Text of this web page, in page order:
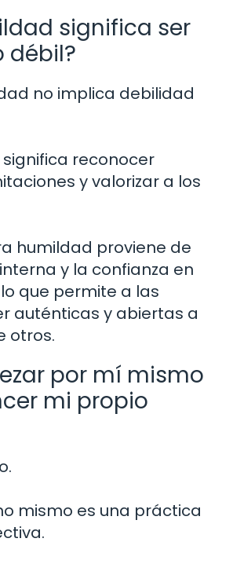
significa ser
débil?
no implica debilidad
reconocer
y valorizar a los
humildad proviene de
y la confianza en
que permite a las
auténticas y abiertas a
otros.
por mí mismo
mi propio
mismo es una práctica